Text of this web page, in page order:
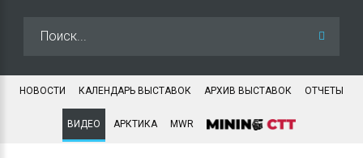
НОВОСТИ КАЛЕНДАРЬ ВЫСТАВОК АРХИВ ВЫСТАВОК ОТЧЕТЫ
ВИДЕО АРКТИКА MWR